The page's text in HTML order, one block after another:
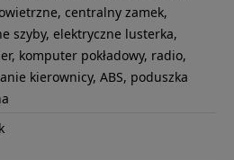
centralny zamek,
szyby, elektryczne lusterka,
komputer pokładowy, radio,
kierownicy, ABS, poduszka